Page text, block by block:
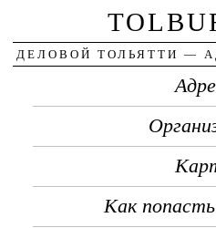
ДЕЛОВОЙ ТОЛЬЯТТИ —
Как